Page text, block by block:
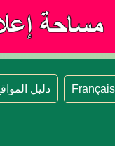
Français دليل